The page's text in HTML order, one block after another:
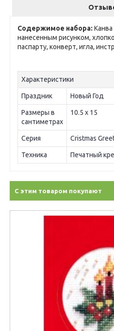
Содержимое набора:
нанесенным рисунком,
паспарту, конверт, игла,
Характеристики
Праздник Новый Год
Размеры в
сантиметрах
10.5 х 15
Серия Cristmas
Техника Печатный
С этим товаром покупают